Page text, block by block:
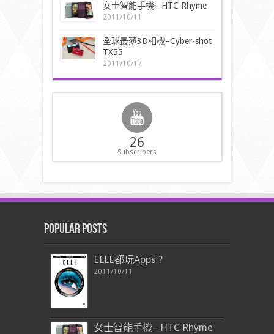
女士智能手機– HTC Rhyme
2011/10/11
全球最薄3D相機–Cyber-shot
TX55
2011/10/17
26
Subscribers
Popular Posts
ELLE都玩Apps ?
2011/10/11
女士智能手機– HTC Rhyme